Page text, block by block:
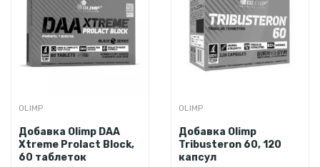
OLIMP
Добавка Olimp DAA
Xtreme Prolact Block,
60 таблеток
OLIMP
Добавка Olimp
Tribusteron 60, 120
капсул